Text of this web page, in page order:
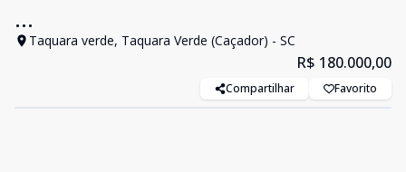
...
Taquara verde, Taquara Verde (Caçador) - SC
R$ 180.000,00
Compartilhar Favorito